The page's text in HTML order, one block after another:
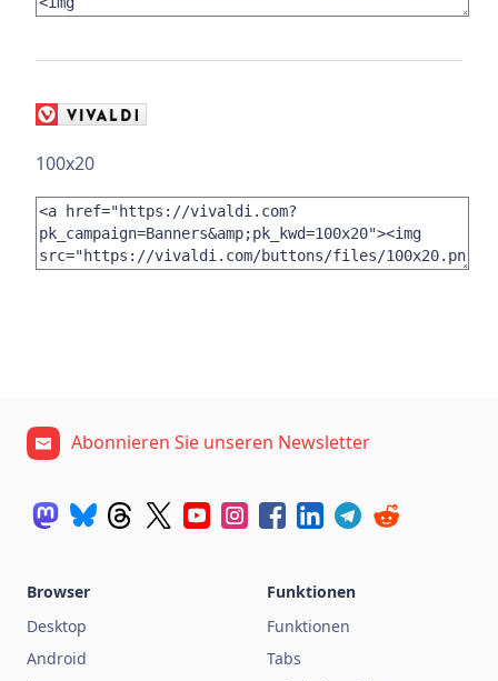
100x20
Abonnieren Sie unseren Newsletter
Browser
Desktop
Android
Funktionen
Funktionen
Tabs